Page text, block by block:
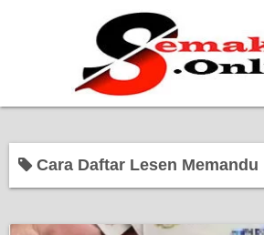
Bantuan Kerajaan
Cara Daftar Lesen Memandu